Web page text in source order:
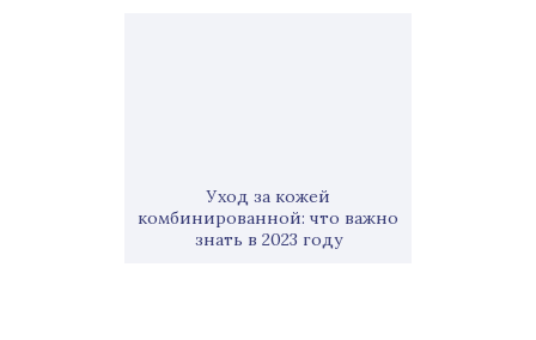
Уход за кожей
комбинированной: что важно
знать в 2023 году